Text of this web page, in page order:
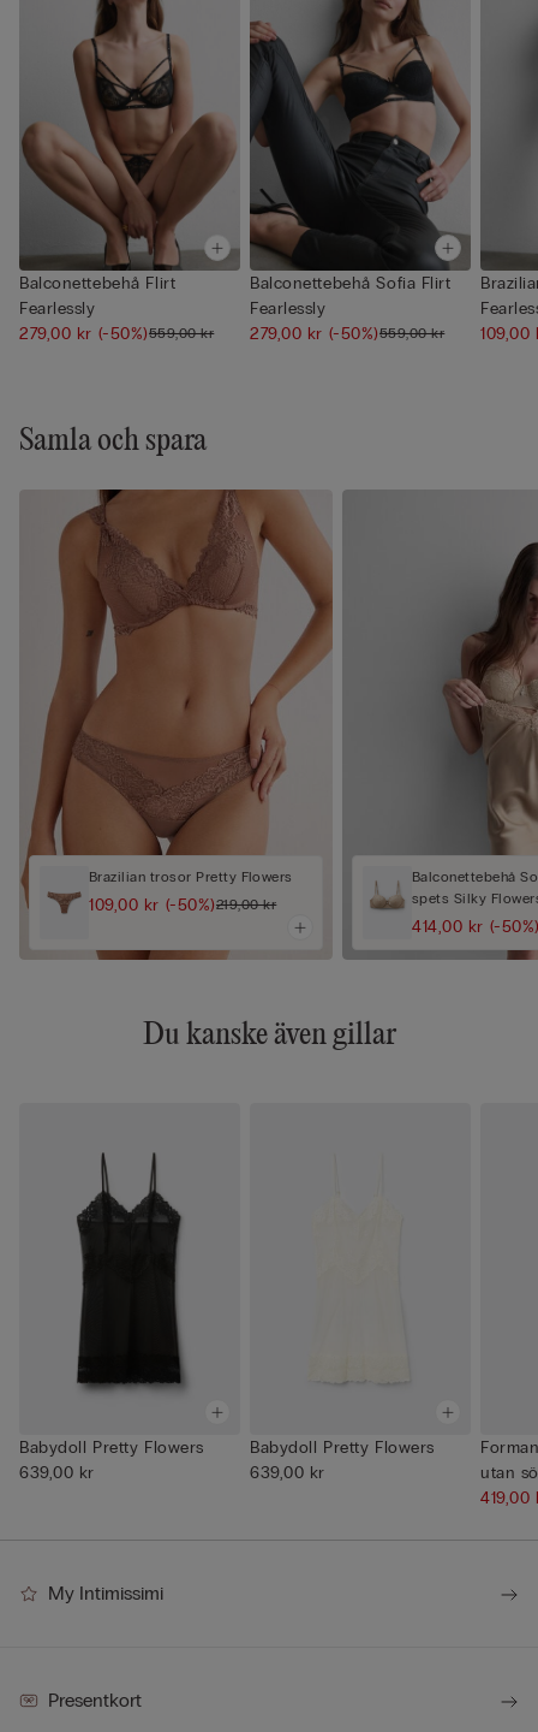
Balconettebehå Flirt
Fearlessly
279,00 kr (-50%)559,00 kr
Balconettebehå Sofia Flirt
Fearlessly
279,00 kr (-50%)559,00 kr
Samla och spara
Brazilian trosor Pretty Flowers
109,00 kr (-50%)219,00 kr
Balconettebehå
spets Silky
414,00 kr (-
Du kanske även gillar
Babydoll Pretty Flowers
639,00 kr
Babydoll Pretty Flowers
639,00 kr
utan
My Intimissimi
Presentkort